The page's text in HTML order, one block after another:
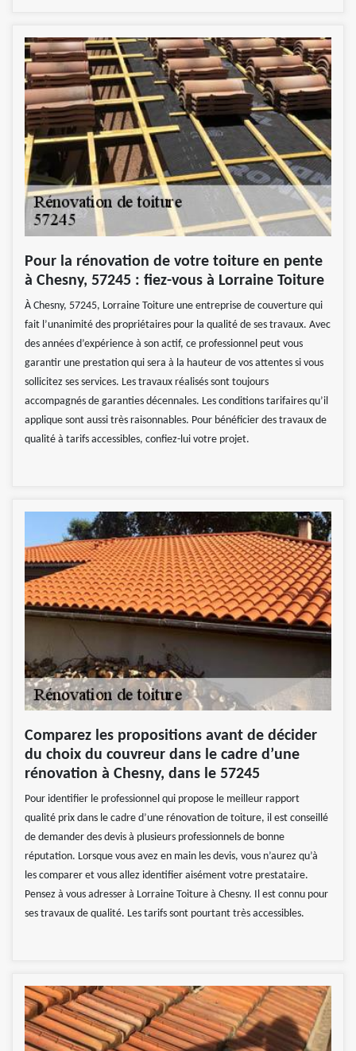
Pour la rénovation de votre toiture en pente
à Chesny, 57245 : fiez-vous à Lorraine Toiture
À Chesny, 57245, Lorraine Toiture une entreprise de couverture qui
fait l’unanimité des propriétaires pour la qualité de ses travaux. Avec
des années d’expérience à son actif, ce professionnel peut vous
garantir une prestation qui sera à la hauteur de vos attentes si vous
sollicitez ses services. Les travaux réalisés sont toujours
accompagnés de garanties décennales. Les conditions tarifaires qu’il
applique sont aussi très raisonnables. Pour bénéficier des travaux de
qualité à tarifs accessibles, confiez-lui votre projet.
Comparez les propositions avant de décider
du choix du couvreur dans le cadre d’une
rénovation à Chesny, dans le 57245
Pour identifier le professionnel qui propose le meilleur rapport
qualité prix dans le cadre d’une rénovation de toiture, il est conseillé
de demander des devis à plusieurs professionnels de bonne
réputation. Lorsque vous avez en main les devis, vous n’aurez qu’à
les comparer et vous allez identifier aisément votre prestataire.
Pensez à vous adresser à Lorraine Toiture à Chesny. Il est connu pour
ses travaux de qualité. Les tarifs sont pourtant très accessibles.